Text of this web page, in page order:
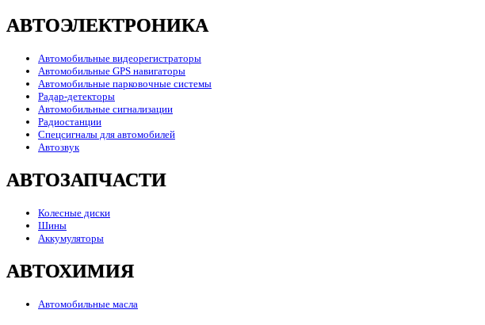
АВТОЭЛЕКТРОНИКА
Автомобильные видеорегистраторы
Автомобильные GPS навигаторы
Автомобильные парковочные системы
Радар-детекторы
Автомобильные сигнализации
Радиостанции
Спецсигналы для автомобилей
Автозвук
АВТОЗАПЧАСТИ
Колесные диски
Шины
Аккумуляторы
АВТОХИМИЯ
Автомобильные масла